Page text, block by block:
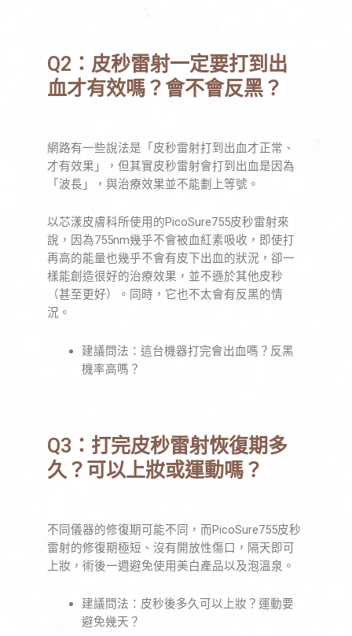
Q2：皮秒雷射一定要打到出
血才有效嗎？會不會反黑？
網路有一些說法是「皮秒雷射打到出血才正常、
才有效果」，但其實皮秒雷射會打到出血是因為
「波長」，與治療效果並不能劃上等號。
以芯漾皮膚科所使用的PicoSure755皮秒雷射來
說，因為755nm幾乎不會被血紅素吸收，即使打
再高的能量也幾乎不會有皮下出血的狀況，卻一
樣能創造很好的治療效果，並不遜於其他皮秒
（甚至更好）。同時，它也不太會有反黑的情
況。
建議問法：這台機器打完會出血嗎？反黑
機率高嗎？
Q3：打完皮秒雷射恢復期多
久？可以上妝或運動嗎？
不同儀器的修復期可能不同，而PicoSure755皮秒
雷射的修復期極短、沒有開放性傷口，隔天即可
上妝，術後一週避免使用美白產品以及泡溫泉。
建議問法：皮秒後多久可以上妝？運動要
避免幾天？